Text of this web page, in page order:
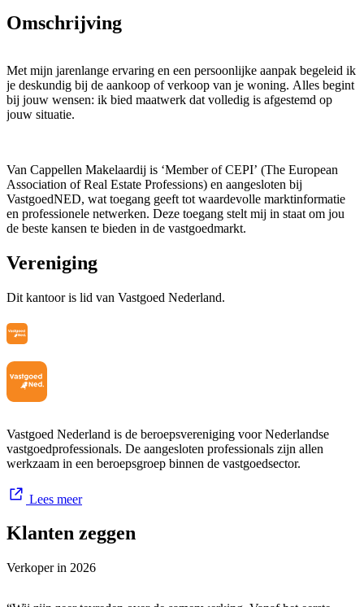
Omschrijving
Met mijn jarenlange ervaring en een persoonlijke aanpak begeleid ik
je deskundig bij de aankoop of verkoop van je woning. Alles begint
bij jouw wensen: ik bied maatwerk dat volledig is afgestemd op
jouw situatie.
Van Cappellen Makelaardij is ‘Member of CEPI’ (The European
Association of Real Estate Professions) en aangesloten bij
VastgoedNED, wat toegang geeft tot waardevolle marktinformatie
en professionele netwerken. Deze toegang stelt mij in staat om jou
de beste kansen te bieden in de vastgoedmarkt.
benadering. Je hebt één vast aanspreekpunt. Ik luister naar jouw
doel? Niet alleen een succesvolle transactie, maar ook een duurzame
relatie gebaseerd op vertrouwen en tevredenheid.
Van Cappellen Makelaardij is jouw betrouwbare partner voor de
Vereniging
Dit kantoor is lid van Vastgoed Nederland.
Vastgoed Nederland is de beroepsvereniging voor Nederlandse
vastgoedprofessionals. De aangesloten professionals zijn allen
werkzaam in een beroepsgroep binnen de vastgoedsector.
Lees meer
Klanten zeggen
Verkoper in 2026